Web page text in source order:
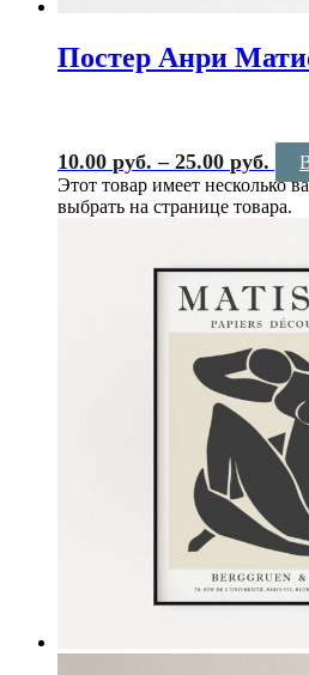
Постер Анри
10.00 руб. – 25.00 руб.
Этот товар имеет несколько
выбрать на странице товара.